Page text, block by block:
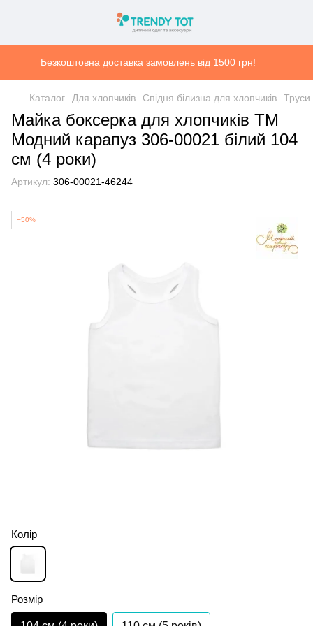
Безкоштовна доставка замовлень від 1500 грн!
Каталог Для хлопчиків Спідня білизна для хлопчиків Труси
Майка боксерка для хлопчиків ТМ
Модний карапуз 306-00021 білий 104
см (4 роки)
Артикул: 306-00021-46244
−50%
Колір
Розмір